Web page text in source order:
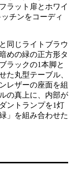
ラット扉とホワイ
チンをコーディ
同じライトブラウ
めの緑の正方形タ
ラックの1本脚と
た丸型テーブル、
レザーの座面を組
の真上に、内部が
ントランプを1灯
」を組み合わせた